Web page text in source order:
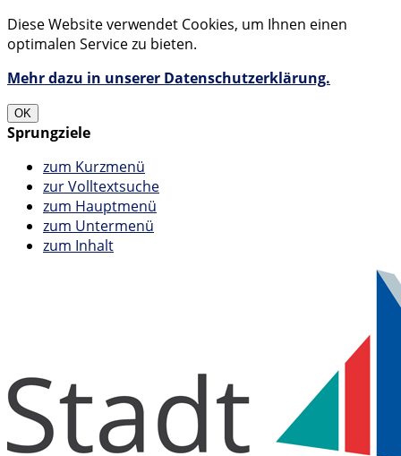
Diese Website verwendet Cookies, um Ihnen einen
optimalen Service zu bieten.
Mehr dazu in unserer Datenschutzerklärung.
OK
Sprungziele
zum Kurzmenü
zur Volltextsuche
zum Hauptmenü
zum Untermenü
zum Inhalt